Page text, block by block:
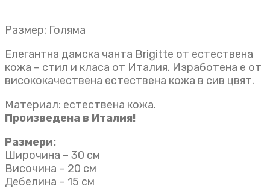
Размер: Голяма
Елегантна дамска чанта Brigitte от естествена
кожа – стил и класа от Италия. Изработена е от
висококачествена естествена кожа в сив цвят.
Материал: естествена кожа.
Произведена в Италия!
Размери:
Широчина – 30 см
Височина – 20 см
Дебелина – 15 см